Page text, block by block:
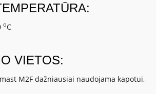
oC
VIETOS:
M2F dažniausiai naudojama kapotui,